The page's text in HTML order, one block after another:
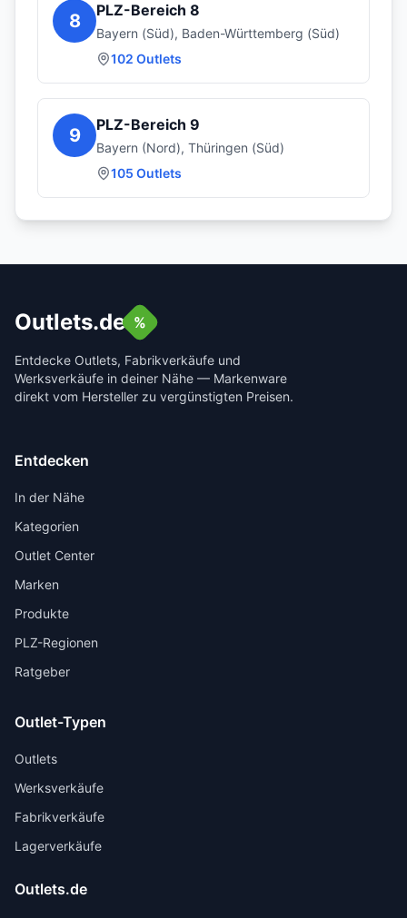
8 PLZ-Bereich 8
Bayern (Süd), Baden-Württemberg (Süd)
102 Outlets
9 PLZ-Bereich 9
Bayern (Nord), Thüringen (Süd)
105 Outlets
Outlets.de %
Entdecke Outlets, Fabrikverkäufe und
Werksverkäufe in deiner Nähe — Markenware
direkt vom Hersteller zu vergünstigten Preisen.
Entdecken
In der Nähe
Kategorien
Outlet Center
Marken
Produkte
PLZ-Regionen
Ratgeber
Outlet-Typen
Outlets
Werksverkäufe
Fabrikverkäufe
Lagerverkäufe
Outlets.de